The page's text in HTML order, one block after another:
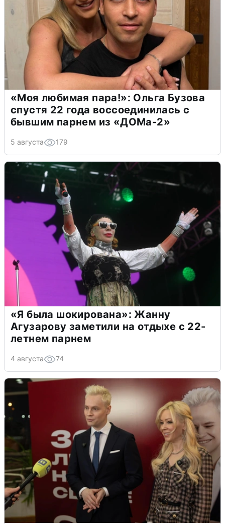
«Моя любимая пара!»: Ольга Бузова
спустя 22 года воссоединилась с
бывшим парнем из «ДОМа-2»
5 августа 179
«Я была шокирована»: Жанну
Агузарову заметили на отдыхе с 22-
летнем парнем
4 августа 74